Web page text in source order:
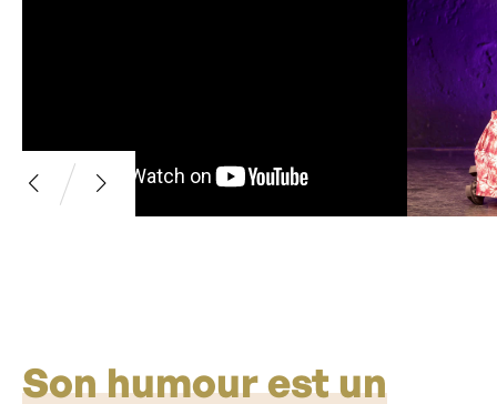
Son humour est un